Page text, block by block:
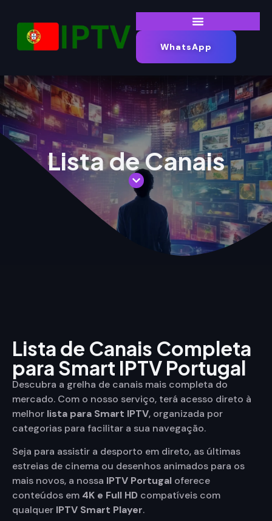
WhatsApp
Lista de Canais
Lista de Canais Completa
para Smart IPTV Portugal
Descubra a grelha de canais mais completa do
mercado. Com o nosso serviço, terá acesso direto à
melhor lista para Smart IPTV, organizada por
categorias para facilitar a sua navegação.
Seja para assistir a desporto em direto, as últimas
estreias de cinema ou desenhos animados para os
mais novos, a nossa IPTV Portugal oferece
conteúdos em 4K e Full HD compatíveis com
qualquer IPTV Smart Player.